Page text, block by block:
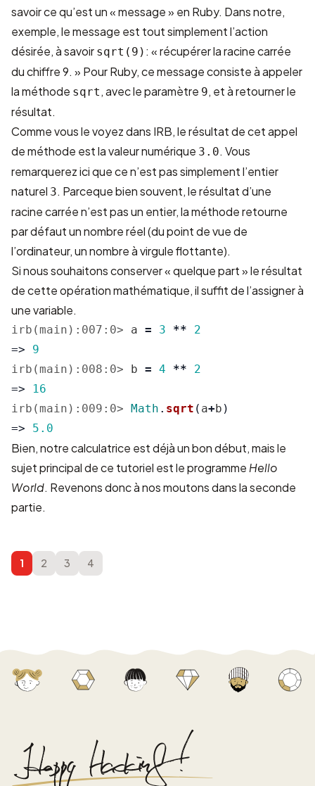
savoir ce qu’est un « message » en Ruby. Dans notre,
exemple, le message est tout simplement l’action
désirée, à savoir sqrt(9) : « récupérer la racine carrée
du chiffre 9. » Pour Ruby, ce message consiste à appeler
la méthode sqrt , avec le paramètre 9, et à retourner le
résultat.
Comme vous le voyez dans IRB, le résultat de cet appel
de méthode est la valeur numérique 3.0. Vous
remarquerez ici que ce n’est pas simplement l’entier
naturel 3. Parceque bien souvent, le résultat d’une
racine carrée n’est pas un entier, la méthode retourne
par défaut un nombre réel (du point de vue de
l’ordinateur, un nombre à virgule flottante).
Si nous souhaitons conserver « quelque part » le résultat
de cette opération mathématique, il suffit de l’assigner à
une variable.
irb(main):007:0> a = 3 **
2
=>
9
irb(main):008:0>
b = 4 **
2
=>
16
irb(main):009:0> Math . sqrt ( a+b )
=>
5.0
Bien, notre calculatrice est déjà un bon début, mais le
sujet principal de ce tutoriel est le programme Hello
World. Revenons donc à nos moutons dans laseconde
partie.
1 2 3 4